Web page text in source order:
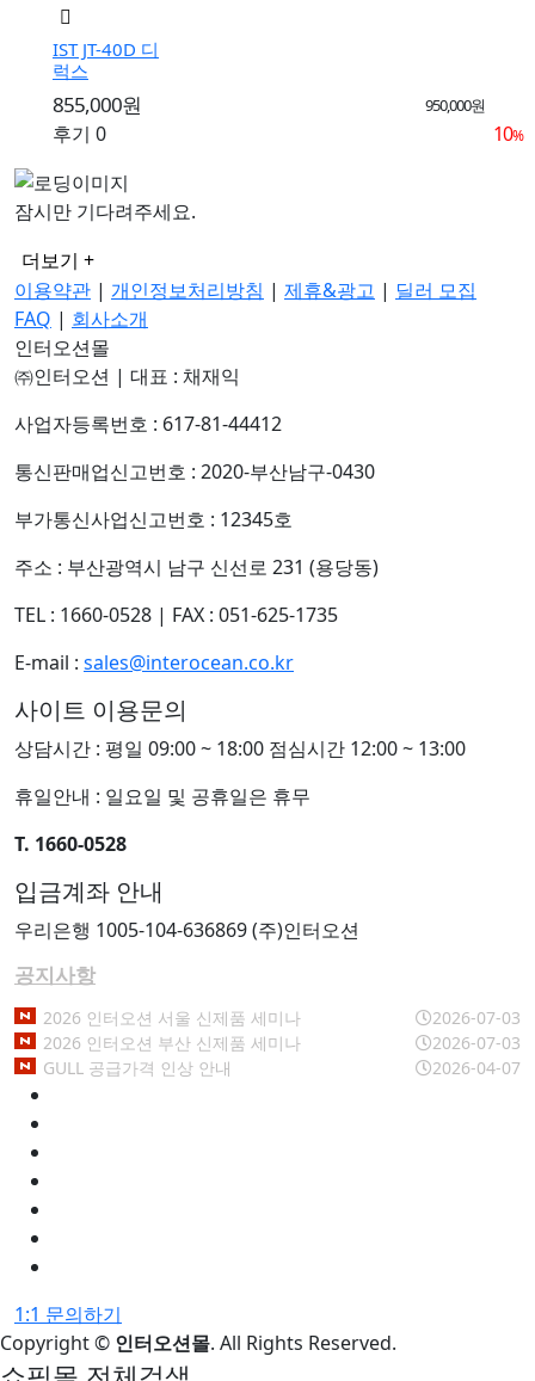
IST JT-40D 디
럭스
855,000원 950,000원
10%
후기 0
잠시만 기다려주세요.
더보기 +
이용약관 | 개인정보처리방침 | 제휴&광고 | 딜러 모집
FAQ | 회사소개
인터오션몰
㈜인터오션 | 대표 : 채재익
사업자등록번호 : 617-81-44412
통신판매업신고번호 : 2020-부산남구-0430
부가통신사업신고번호 : 12345호
주소 : 부산광역시 남구 신선로 231 (용당동)
TEL : 1660-0528 | FAX : 051-625-1735
E-mail : sales@interocean.co.kr
사이트 이용문의
상담시간 : 평일 09:00 ~ 18:00 점심시간 12:00 ~ 13:00
휴일안내 : 일요일 및 공휴일은 휴무
T. 1660-0528
입금계좌 안내
우리은행 1005-104-636869 (주)인터오션
공지사항
2026 인터오션 서울 신제품 세미나
2026-07-03
2026 인터오션 부산 신제품 세미나
2026-07-03
GULL 공급가격 인상 안내
2026-04-07
1:1 문의하기
Copyright© 인터오션몰. All Rights Reserved.